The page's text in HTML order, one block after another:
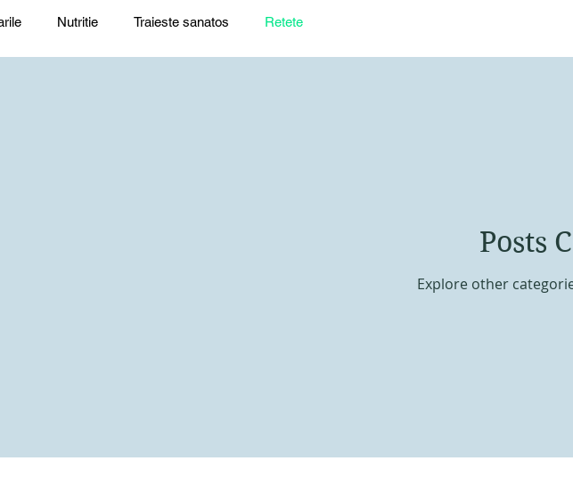
Nutritie Traieste sanatos Retete
Posts
Explore other